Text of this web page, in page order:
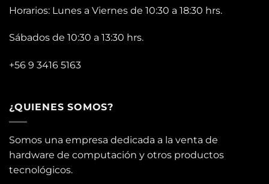
Horarios: Lunes a Viernes de 10:30 a 18:30 hrs.
Sábados de 10:30 a 13:30 hrs.
+56 9 3416 5163
¿QUIENES SOMOS?
Somos una empresa dedicada a la venta de
hardware de computación y otros productos
tecnológicos.